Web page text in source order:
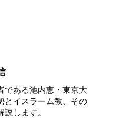
である池内恵・東京⼤
とイスラーム教、その
します。